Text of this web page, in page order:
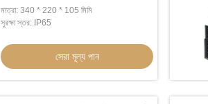
মাত্রা: 340 * 220 * 105 মিমি
সুরক্ষা স্তর: IP65
সেরা মূল্য পান